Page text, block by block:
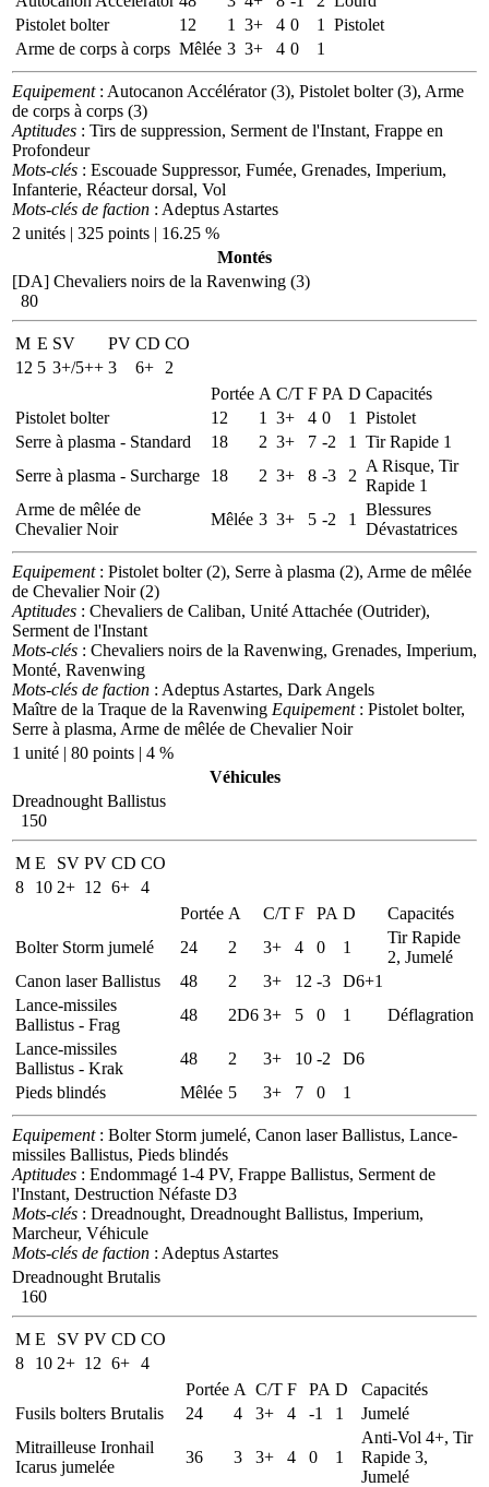
Pistolet bolter
12 1 3+ 4 0 1
Pistolet
Arme de corps à corps Mêlée 3 3+ 4 0 1
Equipement: Autocanon Accélérator (3), Pistolet bolter (3), Arme
de corps à corps (3)
Aptitudes : Tirs de suppression, Serment de l'Instant, Frappe en
Profondeur
Mots-clés : Escouade Suppressor, Fumée, Grenades, Imperium,
Infanterie, Réacteur dorsal, Vol
Mots-clés de faction : Adeptus Astartes
2 unités | 325 points | 16.25 %
Montés
[DA] Chevaliers noirs de la Ravenwing (3)
80
M E SV PV CD CO
12 5 3+/5++ 3 6+
2
Portée A C/T F PA D Capacités
Pistolet bolter
12 1 3+ 4 0 1
Pistolet
Serre à plasma - Standard
18 2 3+ 7 -2 1
Tir Rapide 1
Serre à plasma - Surcharge
18 2 3+ 8 -3 2
A Risque, Tir
Rapide 1
Arme de mêlée de
Chevalier Noir
Mêlée 3 3+ 5 -2 1
Blessures
Dévastatrices
Equipement: Pistolet bolter (2), Serre à plasma (2), Arme de mêlée
de Chevalier Noir (2)
Aptitudes : Chevaliers de Caliban, Unité Attachée (Outrider),
Serment de l'Instant
Mots-clés : Chevaliers noirs de la Ravenwing, Grenades, Imperium,
Monté, Ravenwing
Mots-clés de faction : Adeptus Astartes, Dark Angels
Maître de la Traque de la Ravenwing Equipement: Pistolet bolter,
Serre à plasma, Arme de mêlée de Chevalier Noir
1 unité | 80 points | 4 %
Véhicules
Dreadnought Ballistus
150
M E SV PV CD CO
8
10 2+ 12 6+ 4
Portée A C/T F PA D
Capacités
Bolter Storm jumelé
24 2 3+ 4 0 1
Tir Rapide
2, Jumelé
Canon laser Ballistus
48 2 3+ 12 -3
D6+1
Lance-missiles
Ballistus - Frag
48 2D6 3+ 5 0 1
Déflagration
Lance-missiles
Ballistus - Krak
48 2 3+ 10 -2
D6
Pieds blindés
Mêlée 5 3+ 7 0 1
Equipement: Bolter Storm jumelé, Canon laser Ballistus, Lance-
missiles Ballistus, Pieds blindés
Aptitudes : Endommagé 1-4 PV, Frappe Ballistus, Serment de
l'Instant, Destruction Néfaste D3
Mots-clés : Dreadnought, Dreadnought Ballistus, Imperium,
Marcheur, Véhicule
Mots-clés de faction : Adeptus Astartes
Dreadnought Brutalis
160
M E SV PV CD CO
8
10 2+ 12 6+ 4
Portée A C/T F PA D
Capacités
Fusils bolters Brutalis
24 4 3+ 4 -1 1
Jumelé
Mitrailleuse Ironhail
Icarus jumelée
36 3 3+ 4 0 1
Anti-Vol 4+, Tir
Rapide 3,
Jumelé